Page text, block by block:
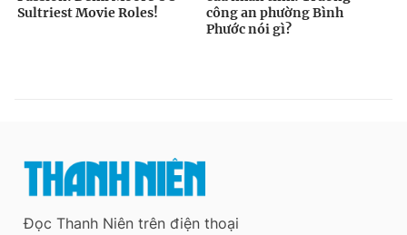
Đọc Thanh Niên trên điện thoại